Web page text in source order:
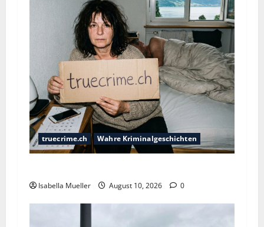
truecrime.ch Wahre Kriminalgeschichten
Isabella Mueller August 10, 2026 0